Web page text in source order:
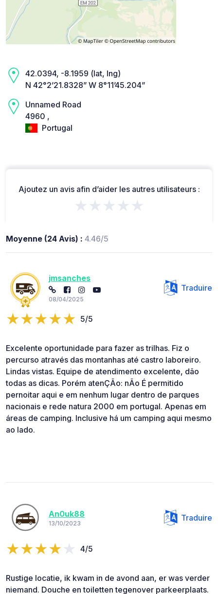
42.0394, -8.1959 (lat, lng)
N 42°2’21.8328” W 8°11’45.204”
Unnamed Road
4960 ,
Portugal
Ajoutez un avis afin d’aider les autres utilisateurs :
★★★★★
Moyenne (24 Avis) : 4.46/5
jmsanches
08/04/2025
Traduire
5/5
Excelente oportunidade para fazer as trilhas. Fiz o
percurso através das montanhas até castro laboreiro.
Lindas vistas. Equipe de atendimento excelente, dão
todas as dicas. Porém atenÇÃo: nÃo É permitido
pernoitar aqui e em nenhum lugar dentro de parques
nacionais e rede natura 2000 em portugal. Apenas em
áreas de camping. Inclusive há um camping aqui mesmo
ao lado.
An0uk88
13/10/2023
Traduire
4/5
Rustige locatie, ik kwam in de avond aan, er was verder
niemand. Douche en toiletten tegenover parkeerplaats.